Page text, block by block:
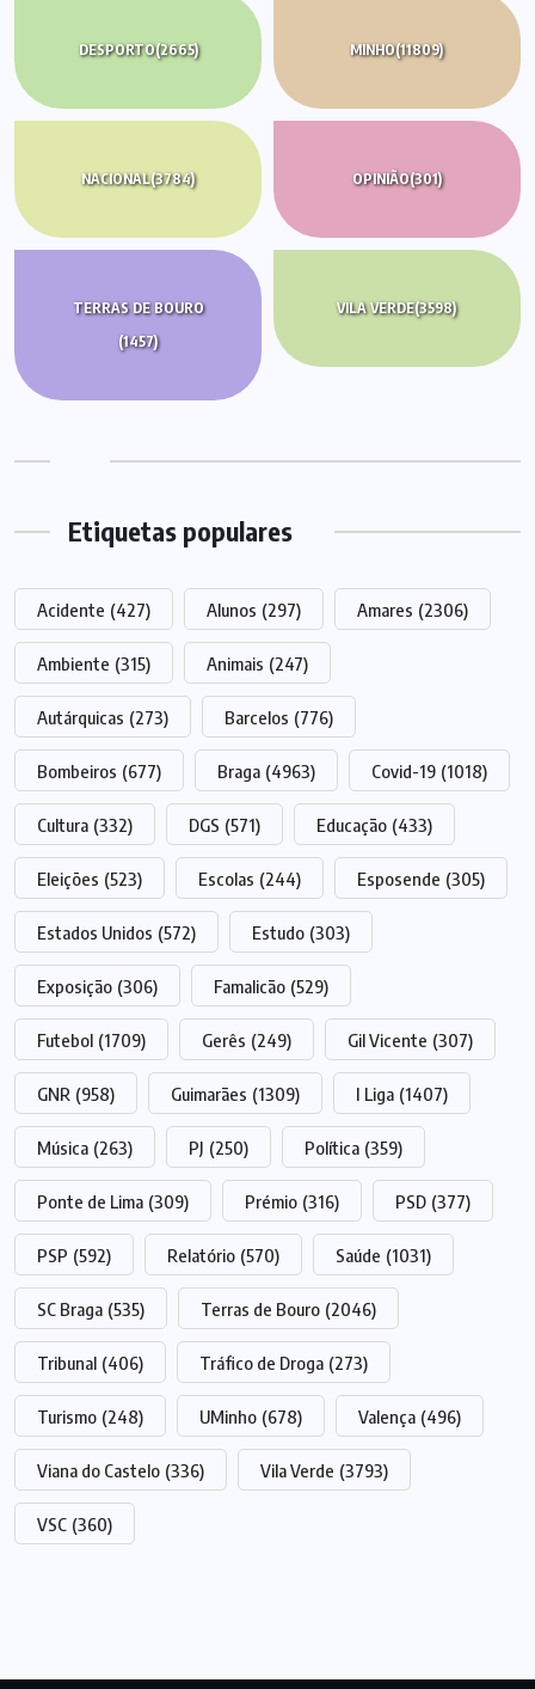
DESPORTO(2665) MINHO(11809)
NACIONAL(3784) OPINIÃO(301)
TERRAS DE BOURO
(1457)
VILA VERDE(3598)
Etiquetas populares
Acidente (427) Alunos (297) Amares (2306)
Ambiente (315) Animais (247)
Autárquicas (273) Barcelos (776)
Bombeiros (677) Braga (4963) Covid-19 (1018)
Cultura (332) DGS (571) Educação (433)
Eleições (523) Escolas (244) Esposende (305)
Estados Unidos (572) Estudo (303)
Exposição (306) Famalicão (529)
Futebol (1709) Gerês (249) Gil Vicente (307)
GNR (958) Guimarães (1309) I Liga (1407)
Música (263) PJ (250) Política (359)
Ponte de Lima (309) Prémio (316) PSD (377)
PSP (592) Relatório (570) Saúde (1031)
SC Braga (535) Terras de Bouro (2046)
Tribunal (406) Tráfico de Droga (273)
Turismo (248) UMinho (678) Valença (496)
Viana do Castelo (336) Vila Verde (3793)
VSC (360)